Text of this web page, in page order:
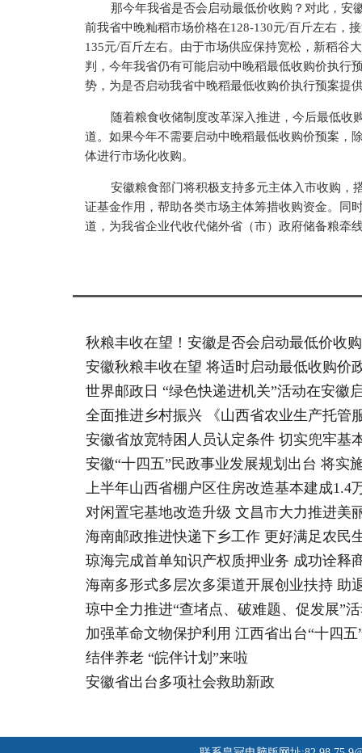
那今年我省是否会启动最低价收购？对此，安
前我省中晚籼稻市场价格在128-130元/百斤左右，
135元/百斤左右。由于市场供应保持宽松，新稻谷
判，今年我省仍有可能启动中晚稻最低收购价执行
势，为是否启动我省中晚稻最低收购价执行预案提
随着粮食收储制度改革深入推进，今后最低收
道。如果今年不需要启动中晚稻最低收购价预案，
体进行市场化收购。
安徽粮食部门将积极支持多元主体入市收购，
证基金作用，帮助各类市场主体筹措收购资金。同
道，为我省企业代收代储外省（市）政府储备粮牵
秋粮丰收在望！安徽是否会启动最低价收
安徽秋粮丰收在望 将适时启动最低收购价
世界邮政日 “绿色快递进机关”活动在安徽
全面推进乡村振兴 《山西省农业生产托管
安徽省放宽特困人员认定条件 切实兜牢基
安徽“十四五”民政事业发展规划出台 将实
上半年山西省棚户区住房改造基本建成1.4
对闲置宅基地改造升级 文昌市大力推进美
海南邮政推进快递下乡工作 更好满足农民
琼海完成首单知识产权质押业务 成功诠释
海南多形式多层次多渠道开展创业扶持 助
琼中全力推进“查堵点、破难题、促发展”
加强革命文物保护利用 江西省出台“十四
结伴养老 “皖伴计划”来啦
安徽省出台多项社会救助新政